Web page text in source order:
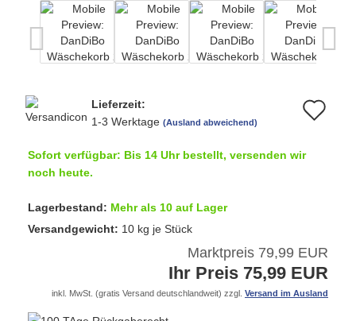
Lieferzeit:
1-3 Werktage (Ausland abweichend)
Sofort verfügbar: Bis 14 Uhr bestellt, versenden wir
noch heute.
Lagerbestand: Mehr als 10 auf Lager
Versandgewicht: 10 kg je Stück
Marktpreis 79,99 EUR
Ihr Preis 75,99 EUR
inkl. MwSt. (gratis Versand deutschlandweit) zzgl. Versand im Ausland